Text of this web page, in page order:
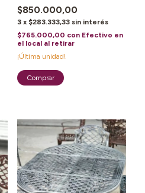
$850.000,00
3 x $283.333,33 sin interés
$765.000,00 con Efectivo en
el local al retirar
¡Última unidad!
1/3